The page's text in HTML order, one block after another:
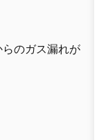
のガス漏れが